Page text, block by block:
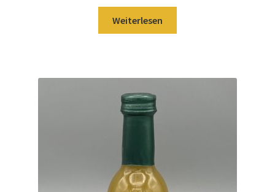
Weiterlesen